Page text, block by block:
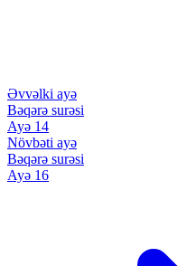
Əvvəlki ayə
Bəqərə surəsi
Ayə 14
Növbəti ayə
Bəqərə surəsi
Ayə 16